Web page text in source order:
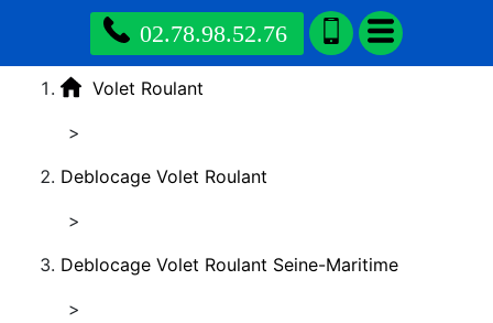
02.78.98.52.76
Volet Roulant
>
Deblocage Volet Roulant
>
Deblocage Volet Roulant Seine-Maritime
>